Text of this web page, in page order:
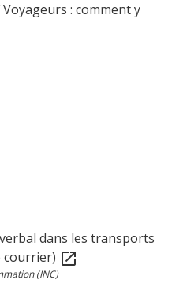
: comment y
dans les transports
courrier) open_in_new
(INC)